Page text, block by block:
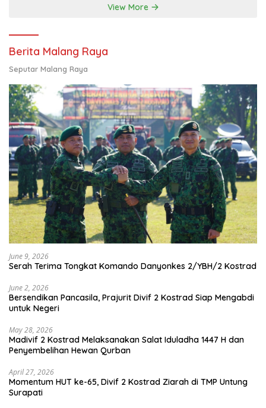
View More
Berita Malang Raya
Seputar Malang Raya
June 9, 2026
Serah Terima Tongkat Komando Danyonkes 2/YBH/2 Kostrad
June 2, 2026
Bersendikan Pancasila, Prajurit Divif 2 Kostrad Siap Mengabdi
untuk Negeri
May 28, 2026
Madivif 2 Kostrad Melaksanakan Salat Iduladha 1447 H dan
Penyembelihan Hewan Qurban
April 27, 2026
Momentum HUT ke-65, Divif 2 Kostrad Ziarah di TMP Untung
Surapati